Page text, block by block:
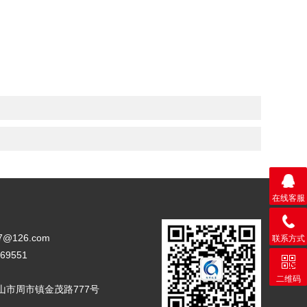
市周市镇金茂路777号
在线客服
联系方式
二维码